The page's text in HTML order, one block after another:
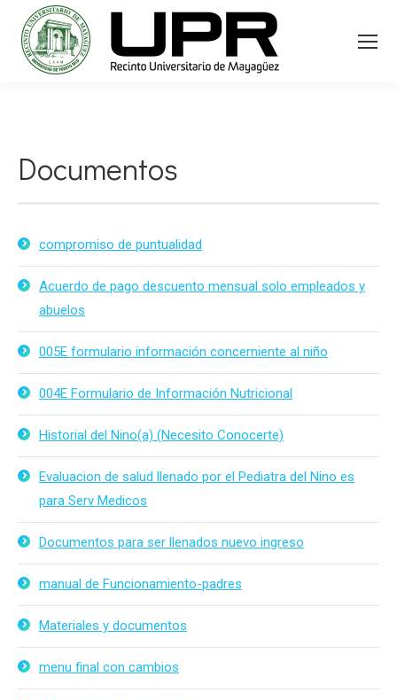
Documentos
compromiso de puntualidad
Acuerdo de pago descuento mensual solo empleados y
abuelos
005E formulario información concerniente al niño
004E Formulario de Información Nutricional
Historial del Nino(a) (Necesito Conocerte)
Evaluacion de salud llenado por el Pediatra del Nino es
para Serv Medicos
Documentos para ser llenados nuevo ingreso
manual de Funcionamiento-padres
Materiales y documentos
menu final con cambios